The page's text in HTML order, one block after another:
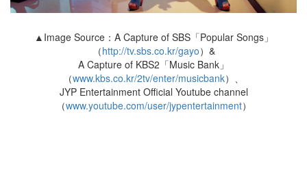
▲Image Source：A Capture of SBS「Popular Songs」
（http://tv.sbs.co.kr/gayo）&
A Capture of KBS2「Music Bank」
（www.kbs.co.kr/2tv/enter/musicbank）、
JYP Entertainment Official Youtube channel
（www.youtube.com/user/jypentertainment）